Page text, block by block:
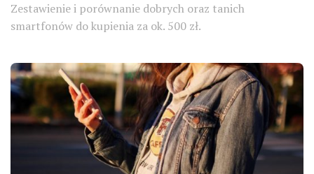
Zestawienie i porównanie dobrych oraz tanich
smartfonów do kupienia za ok. 500 zł.